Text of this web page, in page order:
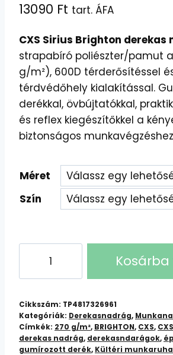
13090 Ft tart. ÁFA
CXS Sirius Brighton derekas
strapabíró poliészter/pamut
g/m²), 600D térderősítéssel
térdvédőhely kialakítással.
derékkal, övbújtatókkal,
és reflex kiegészítőkkel a
biztonságos
Méret
Szín
BRIGHTON
derekas
nadrág
mennyiség
Kosárba
Cikkszám: TP4817326961
Kategóriák: Derekasnadrág,
Címkék: 270 g/m², BRIGHTON, CXS,
derekas nadrág, derekasndarágok,
gumírozott derék, Kültéri munkaruha